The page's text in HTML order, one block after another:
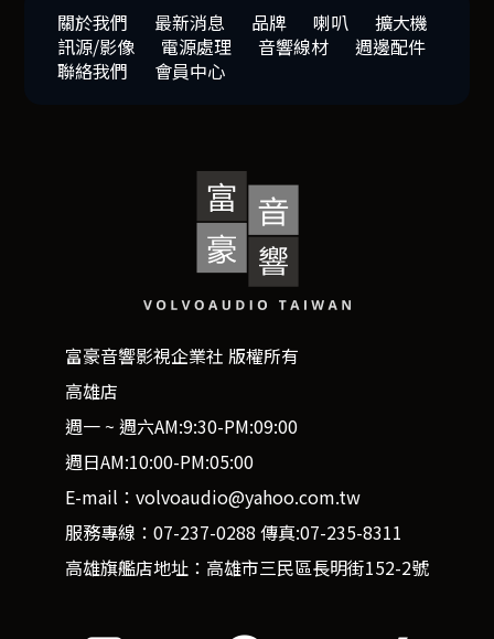
關於我們 最新消息 品牌 喇叭
擴大機
訊源/影像
電源處理 音響線材
週邊配件
聯絡我們
會員中心
富豪音響影視企業社 版權所有
高雄店
週一 ~ 週六AM:9:30-PM:09:00
週日AM:10:00-PM:05:00
E-mail：volvoaudio@yahoo.com.tw
服務專線：07-237-0288 傳真:07-235-8311
高雄旗艦店地址：高雄市三民區長明街152-2號